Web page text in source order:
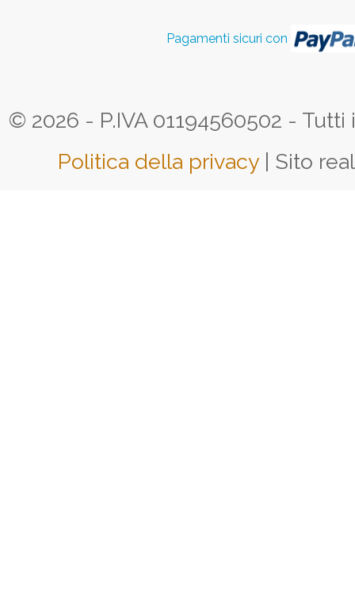
Pagamenti sicuri con
© 2026 - P.IVA 01194560502 -
Politica della privacy | Sito